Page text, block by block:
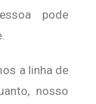
pode
a linha de
nosso